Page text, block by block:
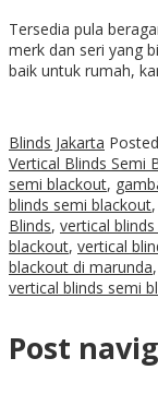
Tersedia pula
merk dan seri yang
baik untuk rumah,
Blinds Jakarta
Vertical Blinds Semi
semi blackout,
blinds semi blackout,
Blinds, vertical
blackout, vertical
blackout di marunda,
vertical blinds semi
Post